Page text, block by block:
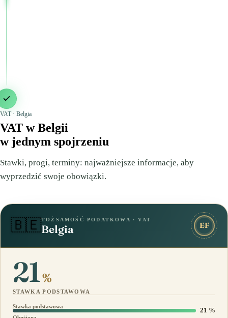
VAT · Belgia
VAT w Belgii
w jednym spojrzeniu
Stawki, progi, terminy: najważniejsze informacje, aby
wyprzedzić swoje obowiązki.
🇧🇪TOŻSAMOŚĆ PODATKOWA · VAT
Belgia EF
21%
STAWKA PODSTAWOWA
Stawka podstawowa 21 %